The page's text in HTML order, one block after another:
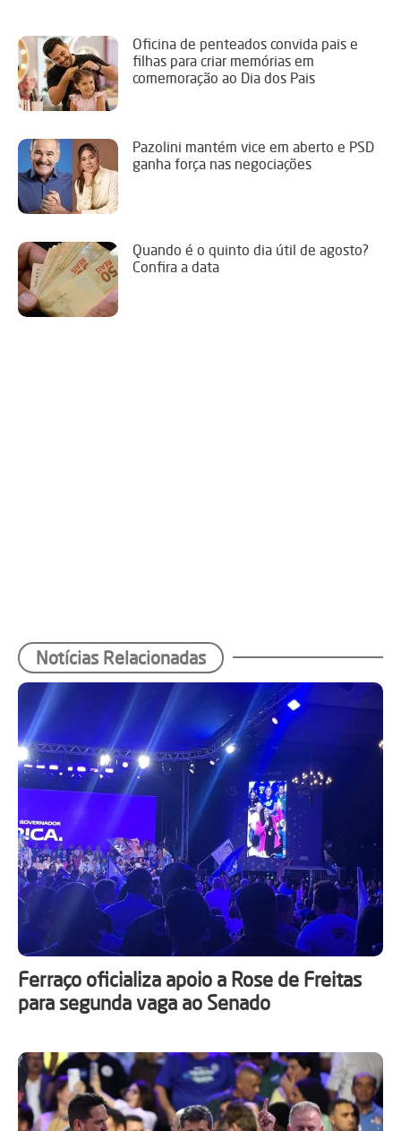
Oficina de penteados convida pais e
filhas para criar memórias em
comemoração ao Dia dos Pais
Pazolini mantém vice em aberto e PSD
ganha força nas negociações
Quando é o quinto dia útil de agosto?
Confira a data
Notícias Relacionadas
Ferraço oficializa apoio a Rose de Freitas
para segunda vaga ao Senado